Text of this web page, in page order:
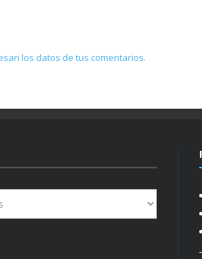
los datos de tus comentarios.